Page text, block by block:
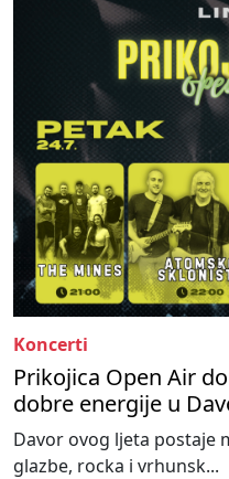
Koncerti
Prikojica Open Air
dobre energije u
Davor ovog ljeta postaje
glazbe, rocka i vrhunsk...